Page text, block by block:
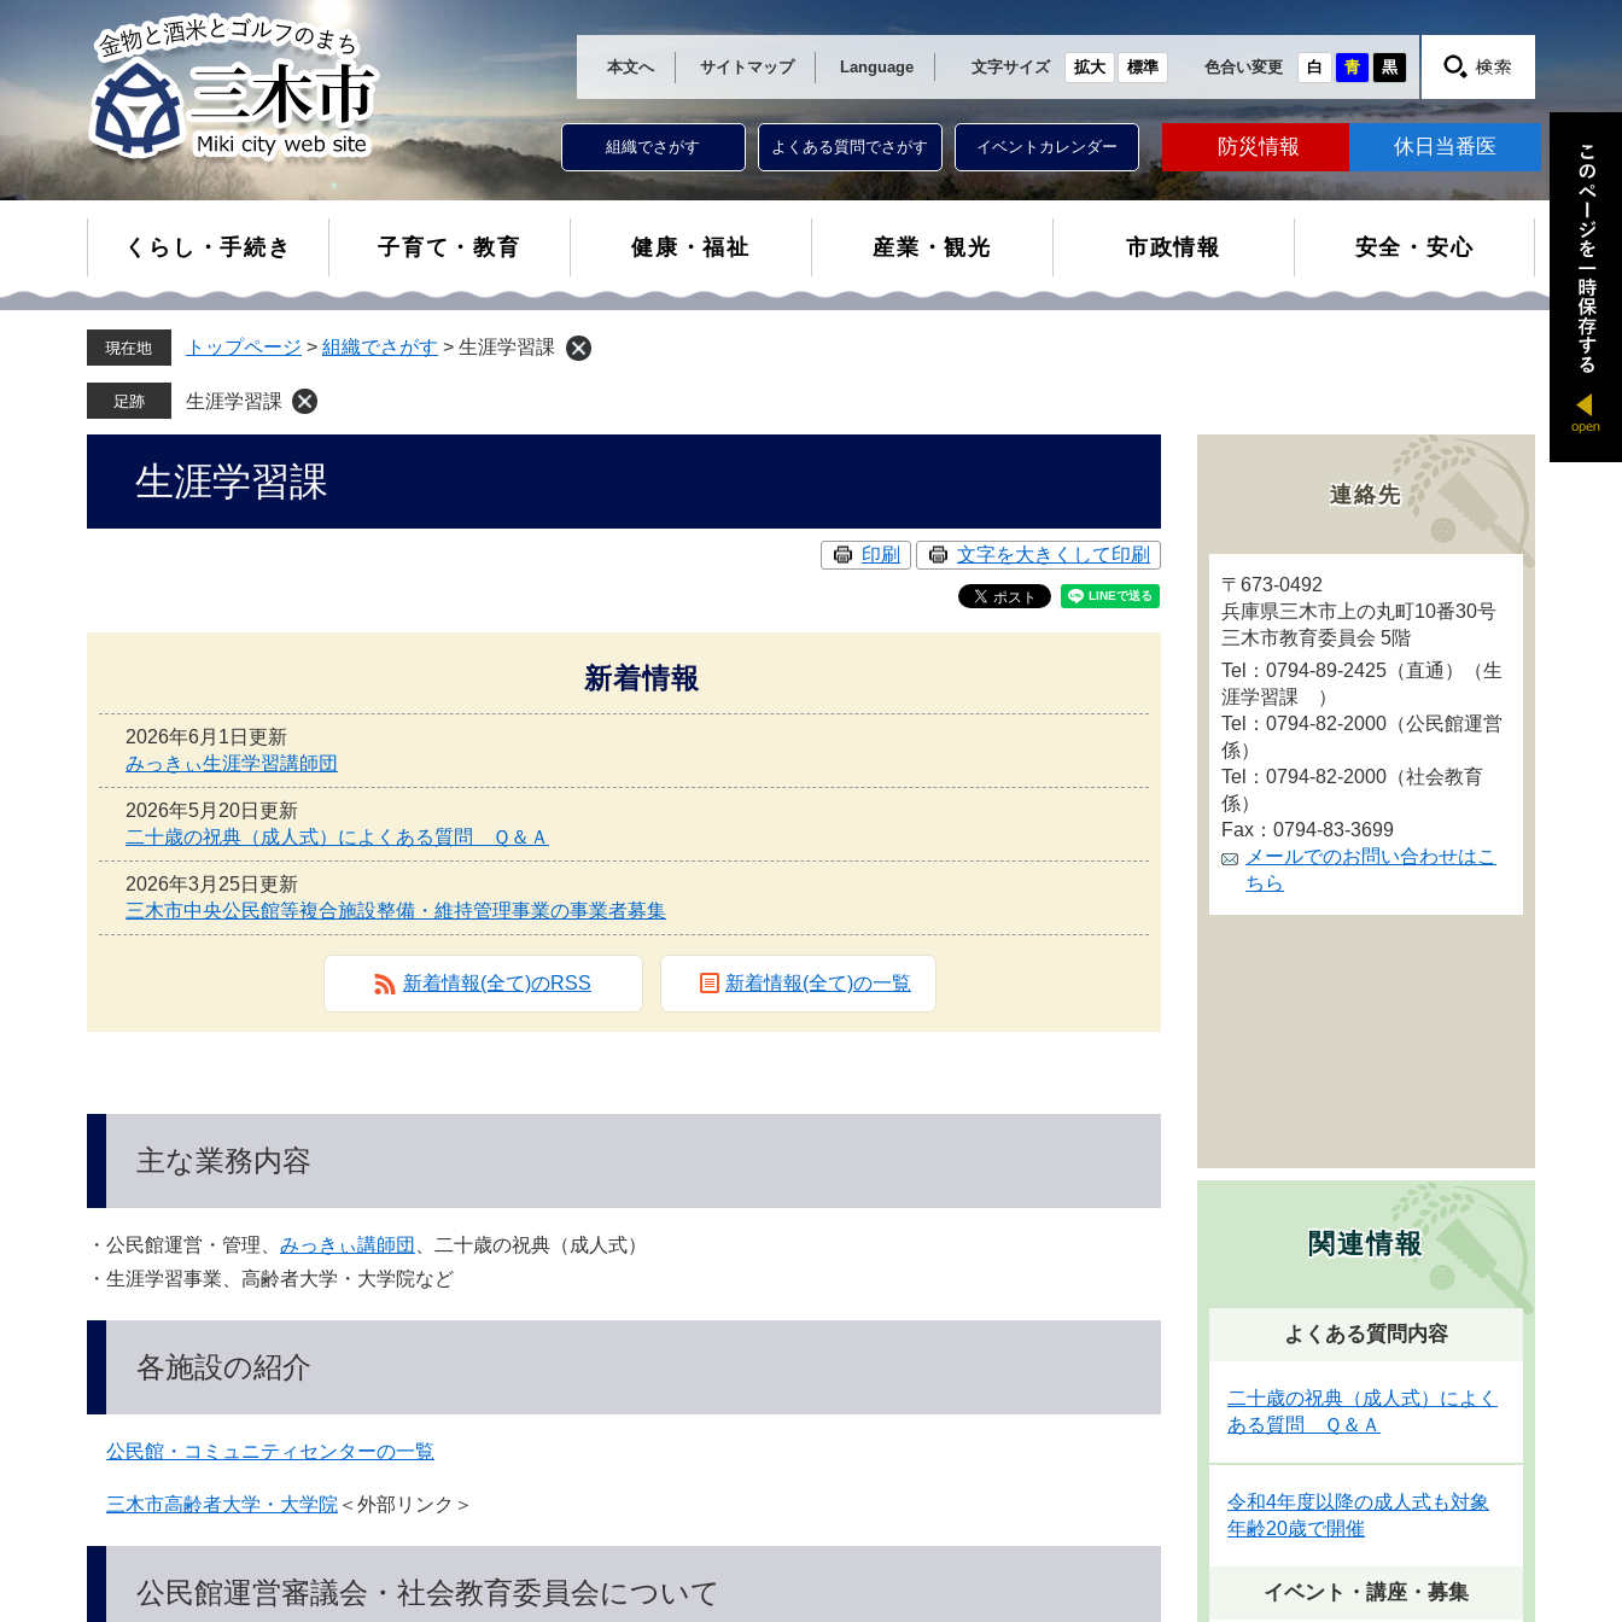
本文へ サイトマップ Language 文字サイズ 拡大 標準 色合い変更 白 青 黒
組織でさがす よくある質問でさがす イベントカレンダー 防災情報 休日当番医
くらし・手続き 子育て・教育 健康・福祉 産業・観光 市政情報 安全・安心
トップページ > 組織でさがす > 生涯学習課
生涯学習課
生涯学習課
印刷 文字を大きくして印刷
新着情報
2026年6月1日更新
みっきぃ生涯学習講師団
2026年5月20日更新
二十歳の祝典（成人式）によくある質問 Ｑ＆Ａ
2026年3月25日更新
三木市中央公民館等複合施設整備・維持管理事業の事業者募集
新着情報(全て)のRSS 新着情報(全て)の一覧
主な業務内容
・公民館運営・管理、 みっきぃ講師団
、二十歳の祝典（成人式）
・生涯学習事業、高齢者大学・大学院など
各施設の紹介
公民館・コミュニティセンターの一覧
三木市高齢者大学・大学院 ＜外部リンク＞
公民館運営審議会・社会教育委員会について
連絡先
〒673-0492
兵庫県三木市上の丸町10番30号
三木市教育委員会 5階
Tel：0794-89-2425（直通）
（生
涯学習課 ）
Tel：0794-82-2000 （公民館運営
係）
Tel：0794-82-2000 （社会教育
係）
Fax：0794-83-3699
メールでのお問い合わせはこ
ちら
関連情報
よくある質問内容
二十歳の祝典（成人式）によく
ある質問 Ｑ＆Ａ
令和4年度以降の成人式も対象
年齢20歳で開催
イベント・講座・募集